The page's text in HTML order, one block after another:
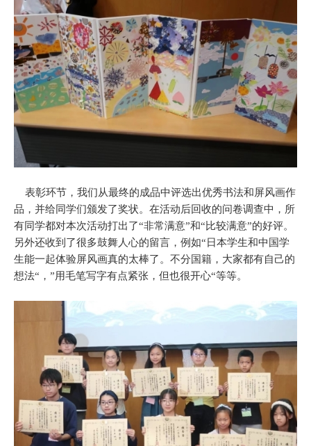
表彰环节，我们从最终的成品中评选出优秀书法和屏风画作
品，并给同学们颁发了奖状。在活动后回收的问卷调查中，所
有同学都对本次活动打出了“非常满意”和“比较满意”的好评。
另外还收到了很多鼓舞人心的留言，例如“日本学生和中国学
生能一起体验屏风画真的太棒了。不分国籍，大家都有自己的
想法“，”用毛笔写字有点紧张，但也很开心“等等。